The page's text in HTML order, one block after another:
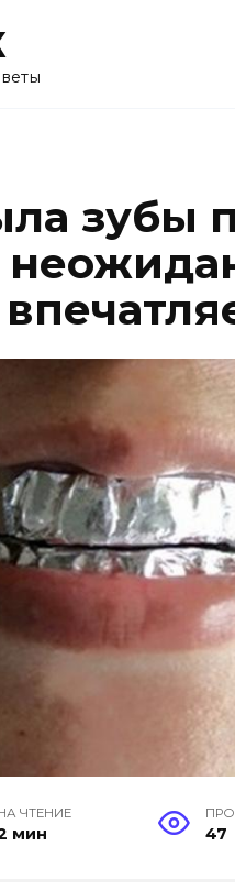
зубы
ЧТЕНИЕ
мин 47